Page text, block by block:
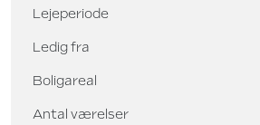
Lejeperiode
Ledig fra
Boligareal
Antal værelser